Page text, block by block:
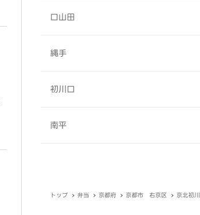
口山田
縄手
初川口
南平
トップ 弁当 京都府 京都市 右京区 京北初